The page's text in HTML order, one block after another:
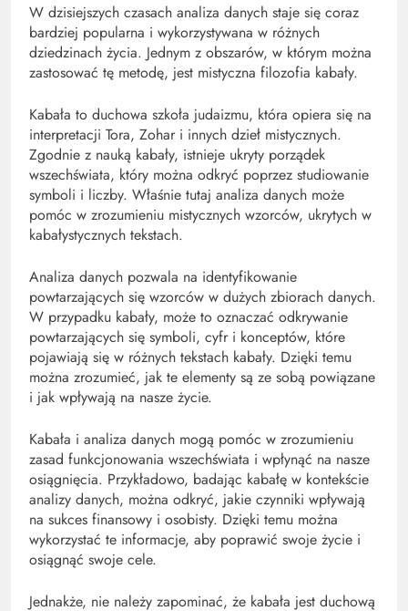
W dzisiejszych czasach analiza danych staje się coraz
bardziej popularna i wykorzystywana w różnych
dziedzinach życia. Jednym z obszarów, w którym można
zastosować tę metodę, jest mistyczna filozofia kabały.
Kabała to duchowa szkoła judaizmu, która opiera się na
interpretacji Tora, Zohar i innych dzieł mistycznych.
Zgodnie z nauką kabały, istnieje ukryty porządek
wszechświata, który można odkryć poprzez studiowanie
symboli i liczby. Właśnie tutaj analiza danych może
pomóc w zrozumieniu mistycznych wzorców, ukrytych w
kabałystycznych tekstach.
Analiza danych pozwala na identyfikowanie
powtarzających się wzorców w dużych zbiorach danych.
W przypadku kabały, może to oznaczać odkrywanie
powtarzających się symboli, cyfr i konceptów, które
pojawiają się w różnych tekstach kabały. Dzięki temu
można zrozumieć, jak te elementy są ze sobą powiązane
i jak wpływają na nasze życie.
Kabała i analiza danych mogą pomóc w zrozumieniu
zasad funkcjonowania wszechświata i wpłynąć na nasze
osiągnięcia. Przykładowo, badając kabałę w kontekście
analizy danych, można odkryć, jakie czynniki wpływają
na sukces finansowy i osobisty. Dzięki temu można
wykorzystać te informacje, aby poprawić swoje życie i
osiągnąć swoje cele.
Jednakże, nie należy zapominać, że kabała jest duchową